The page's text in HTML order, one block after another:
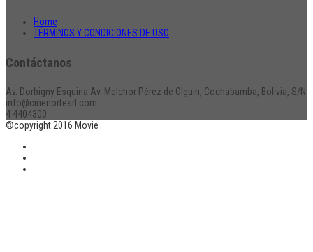
Home
TÉRMINOS Y CONDICIONES DE USO
Contáctanos
Av. Dorbigny Esquina Av. Melchor Pérez de Olguin, Cochabamba, Bolivia, S/N
info@cinenortesrl.com
4 4404300
©copyright 2016 Movie